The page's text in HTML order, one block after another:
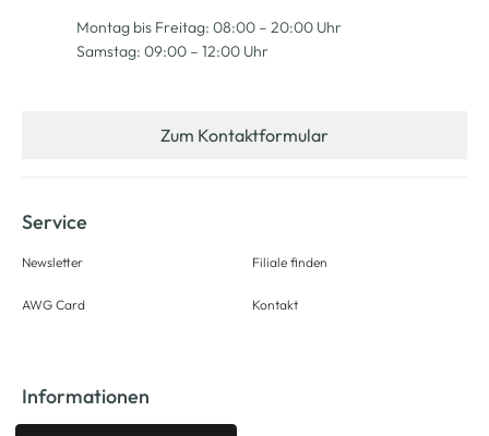
Montag bis Freitag: 08:00 – 20:00 Uhr
Samstag: 09:00 – 12:00 Uhr
Zum Kontaktformular
Service
Newsletter
AWG Card
Filiale finden
Kontakt
Informationen